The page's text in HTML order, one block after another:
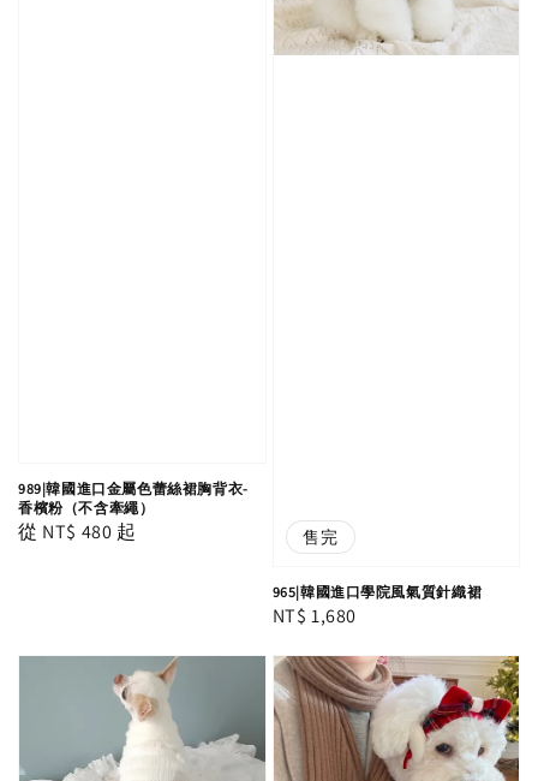
989|韓國進口金屬色蕾絲裙胸背衣-
香檳粉（不含牽繩）
Regular
從 NT$ 480 起 售完
965|韓國進口學院風氣質針織裙
Regular
NT$ 1,680